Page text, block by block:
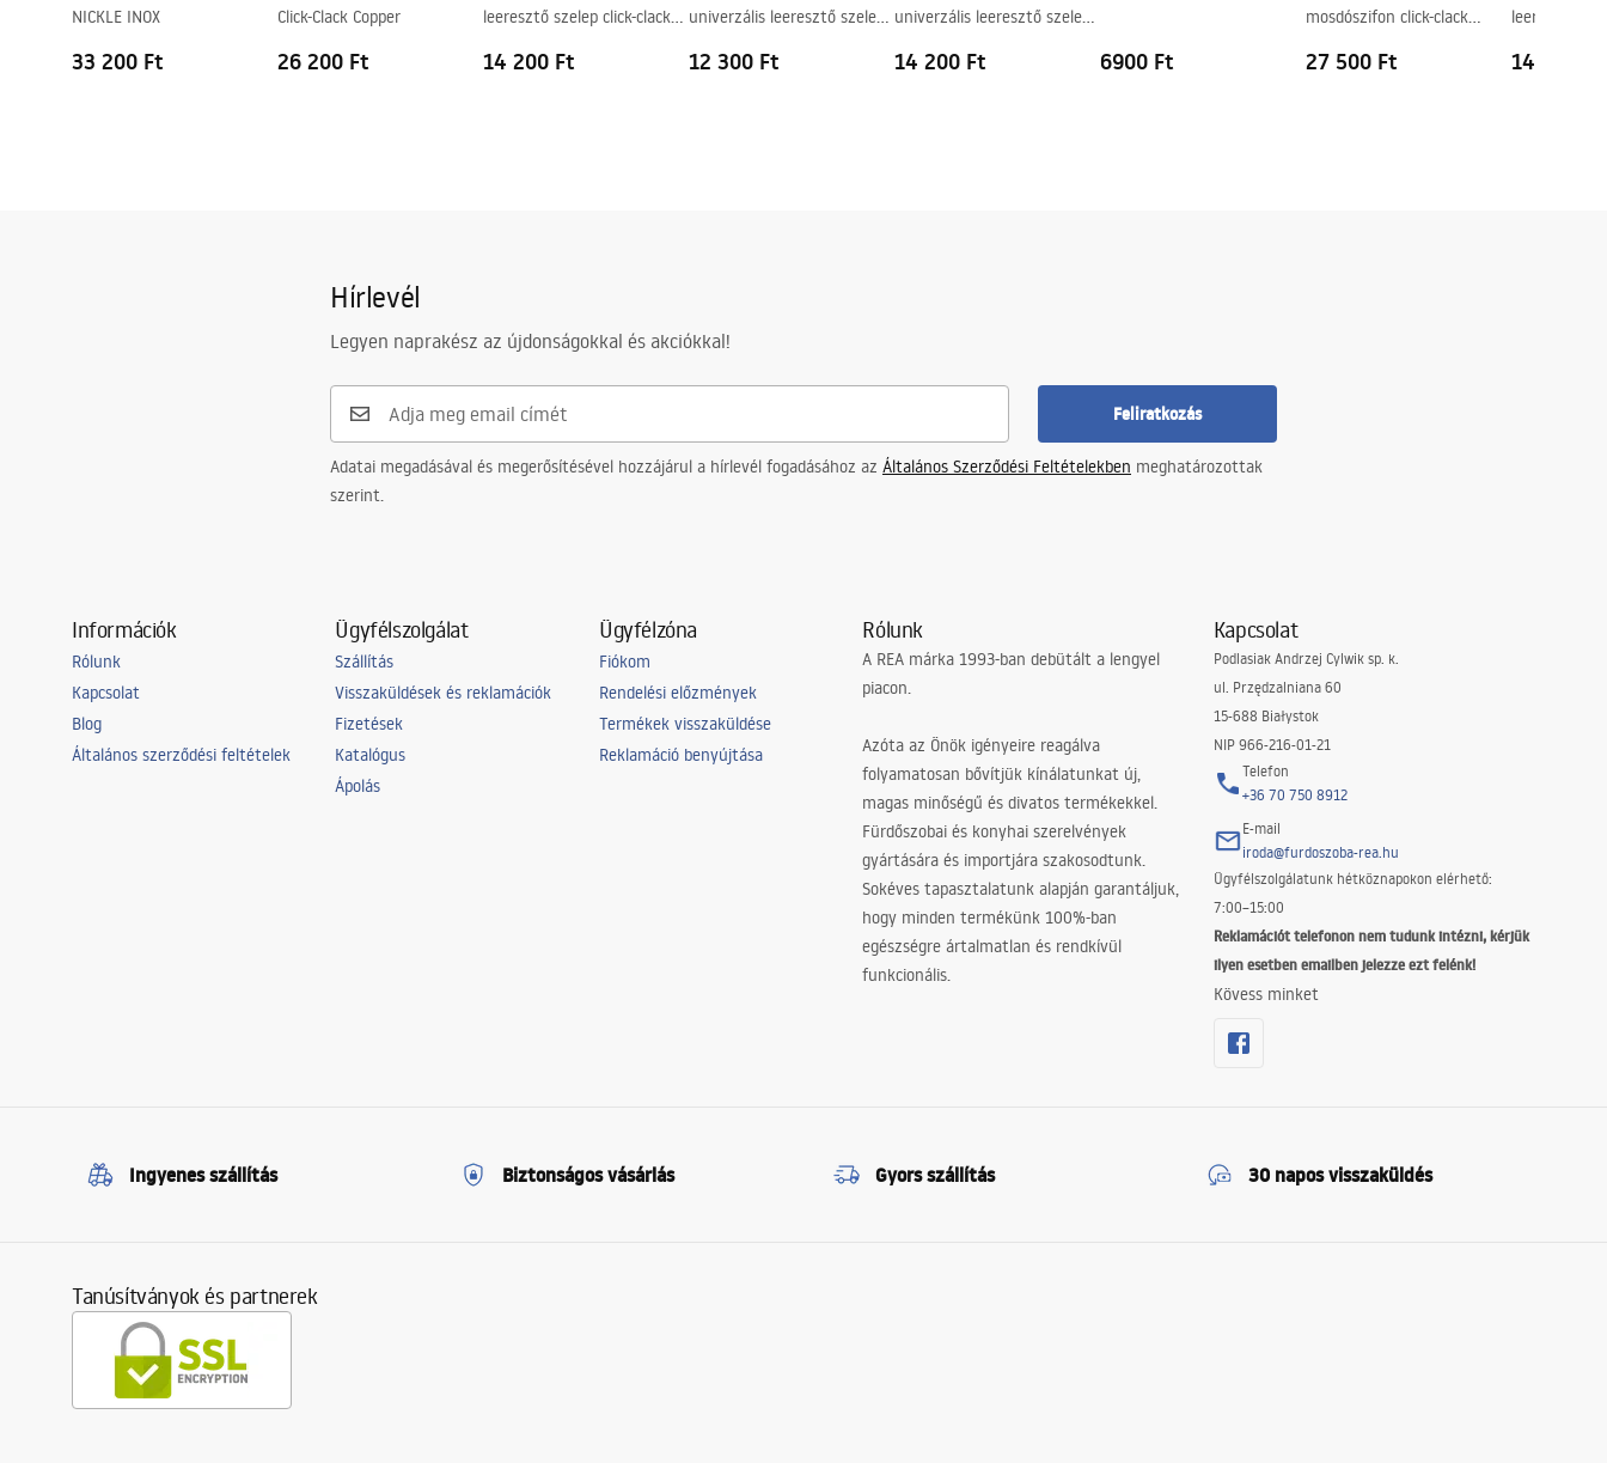
NICKLE INOX
33 200 Ft
Click-Clack Copper
26 200 Ft
leeresztő szelep click-clack
14 200 Ft
univerzális leeresztő szelep
12 300 Ft
univerzális leeresztő szelep
14 200 Ft 6900 Ft
mosdószifon click-clack
27 500 Ft
leeresztő
14 200 Ft
Hírlevél
Legyen naprakész az újdonságokkal és akciókkal!
Feliratkozás
Adatai megadásával és megerősítésével hozzájárul a hírlevél fogadásához az Általános Szerződési Feltételekben meghatározottak
szerint.
Információk
Rólunk
Kapcsolat
Blog
Általános szerződési feltételek
Ügyfélszolgálat
Szállítás
Visszaküldések és reklamációk
Fizetések
Katalógus
Ápolás
Ügyfélzóna
Fiókom
Rendelési előzmények
Termékek visszaküldése
Reklamáció benyújtása
Rólunk
A REA márka 1993-ban debütált a lengyel
piacon.
Azóta az Önök igényeire reagálva
folyamatosan bővítjük kínálatunkat új,
magas minőségű és divatos termékekkel.
Fürdőszobai és konyhai szerelvények
gyártására és importjára szakosodtunk.
Sokéves tapasztalatunk alapján garantáljuk,
hogy minden termékünk 100%-ban
egészségre ártalmatlan és rendkívül
funkcionális.
Kapcsolat
Podlasiak Andrzej Cylwik sp. k.
ul. Przędzalniana 60
15-688 Białystok
NIP 966-216-01-21
Telefon
+36 70 750 8912
E-mail
iroda@furdoszoba-rea.hu
Ügyfélszolgálatunk hétköznapokon elérhető:
7:00–15:00
Reklamációt telefonon nem tudunk intézni, kérjük
ilyen esetben emailben jelezze ezt felénk!
Kövess minket
Ingyenes szállítás Biztonságos vásárlás Gyors szállítás 30 napos visszaküldés
Tanúsítványok és partnerek